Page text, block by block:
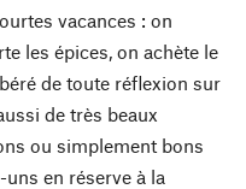
vacances : on
les épices, on achète le
de toute réflexion sur
de très beaux
ou simplement bons
en réserve à la